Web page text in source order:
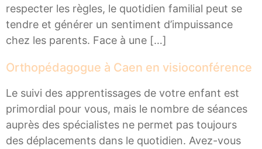
respecter les règles, le quotidien familial peut se
tendre et générer un sentiment d’impuissance
chez les parents. Face à une […]
Orthopédagogue à Caen en visioconférence
Le suivi des apprentissages de votre enfant est
primordial pour vous, mais le nombre de séances
auprès des spécialistes ne permet pas toujours
des déplacements dans le quotidien. Avez-vous